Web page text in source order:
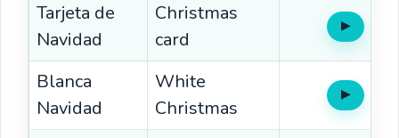
Tarjeta de
Navidad
Christmas
card
▶Oír
Blanca
Navidad
White
Christmas
▶Oír